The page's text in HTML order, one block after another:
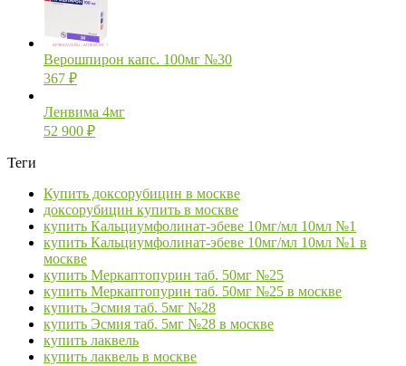
Верошпирон капс. 100мг №30
367 ₽
Ленвима 4мг
52 900 ₽
Теги
Купить доксорубицин в москве
доксорубицин купить в москве
купить Кальциумфолинат-эбеве 10мг/мл 10мл №1
купить Кальциумфолинат-эбеве 10мг/мл 10мл №1 в
москве
купить Меркаптопурин таб. 50мг №25
купить Меркаптопурин таб. 50мг №25 в москве
купить Эсмия таб. 5мг №28
купить Эсмия таб. 5мг №28 в москве
купить лаквель
купить лаквель в москве